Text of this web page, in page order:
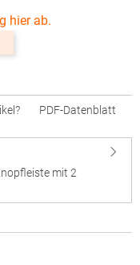
hier ab.
PDF-Datenblatt
mit 2